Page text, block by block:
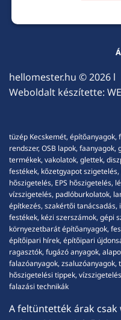
hellomester.hu © 2026 l
Weboldalt készítette:
tüzép Kecskemét,
rendszer, OSB lapok,
termékek, vakolatok, glettek,
festékek, kőzetgyapot
hőszigetelés, EPS hőszigetelés,
vízszigetelés, padlóburkolatok,
építkezés, szakértői
festékek, kézi szerszámok, gépi
környezetbarát építőanyagok,
építőipari hírek, építőipari
ragasztók, fugázó anyagok,
falazóanyagok, zsaluzóanyagok,
hőszigetelési tippek,
falazási technikák
A feltüntették árak